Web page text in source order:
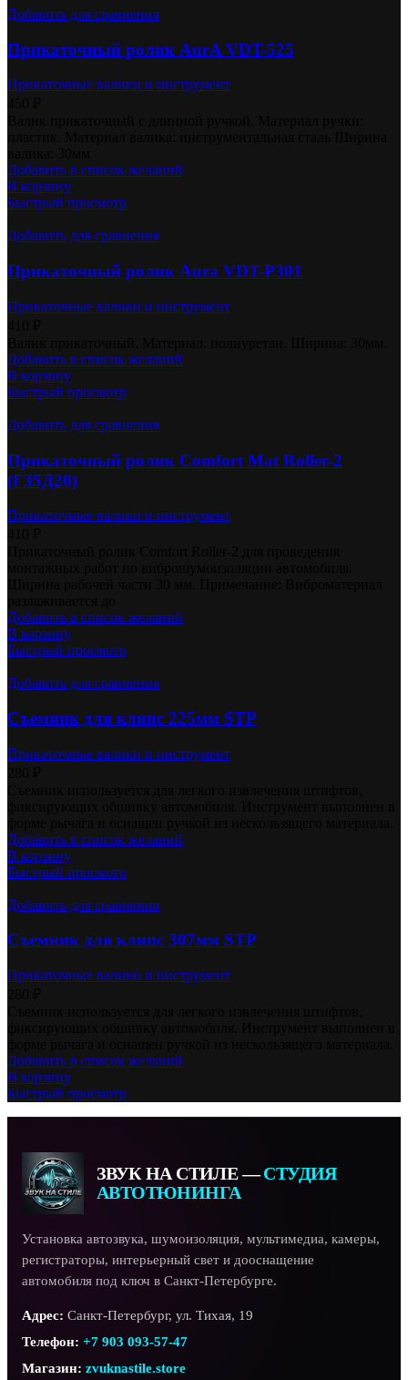
Добавить для сравнения
Прикаточный ролик AurA VDT-525
Прикаточные валики и инструмент
Добавить в список желаний
В корзину
Быстрый просмотр
Добавить для сравнения
Прикаточный ролик Aura VDT-P301
Прикаточные валики и инструмент
Добавить в список желаний
В корзину
Быстрый просмотр
Добавить для сравнения
Прикаточный ролик Comfort Mat Roller-2
(Г35Д20)
Прикаточные валики и инструмент
Добавить в список желаний
В корзину
Быстрый просмотр
Добавить для сравнения
Съемник для клипс 225мм STP
Прикаточные валики и инструмент
Добавить в список желаний
В корзину
Быстрый просмотр
Добавить для сравнения
Съемник для клипс 307мм STP
Прикаточные валики и инструмент
Добавить в список желаний
В корзину
Быстрый просмотр
ЗВУК НА СТИЛЕ —СТУДИЯ
АВТОТЮНИНГА
Установка автозвука, шумоизоляция, мультимедиа, камеры,
регистраторы, интерьерный свет и дооснащение
автомобиля под ключ в Санкт-Петербурге.
Адрес: Санкт-Петербург, ул. Тихая, 19
Телефон: +7 903 093-57-47
Магазин: zvuknastile.store